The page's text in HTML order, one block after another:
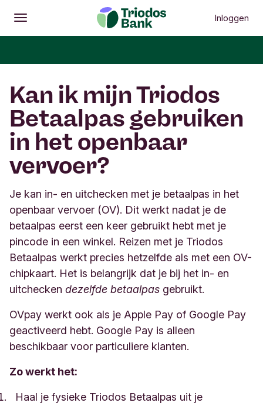
Openen
Hoofdmenu Inloggen
Kan ik mijn Triodos
Betaalpas gebruiken
in het openbaar
vervoer?
Je kan in- en uitchecken met je betaalpas in het
openbaar vervoer (OV). Dit werkt nadat je de
betaalpas eerst een keer gebruikt hebt met je
pincode in een winkel. Reizen met je Triodos
Betaalpas werkt precies hetzelfde als met een OV-
chipkaart. Het is belangrijk dat je bij het in- en
uitchecken dezelfde betaalpas gebruikt.
OVpay werkt ook als je Apple Pay of Google Pay
geactiveerd hebt. Google Pay is alleen
beschikbaar voor particuliere klanten.
Zo werkt het:
Haal je fysieke Triodos Betaalpas uit je